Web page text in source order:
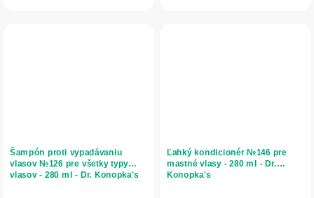
Šampón proti vypadávaniu
vlasov №126 pre všetky typy
vlasov - 280 ml - Dr. Konopka's
Ľahký kondicionér №146 pre
mastné vlasy - 280 ml - Dr.
Konopka's